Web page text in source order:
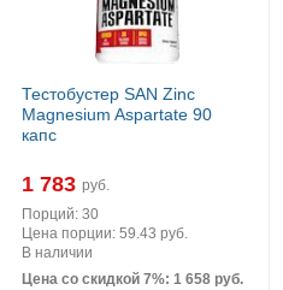
Тестобустер SAN Zinc
Magnesium Aspartate 90
капс
1 783 руб.
Порций: 30
Цена порции: 59.43 руб.
В наличии
Цена со скидкой 7%: 1 658 руб.